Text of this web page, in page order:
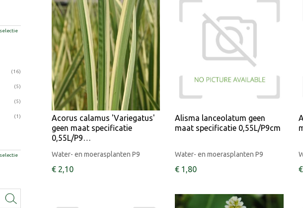
Acorus calamus 'Variegatus'
geen maat specificatie
0,55L/P9…
Water- en moerasplanten P9
€ 2,10
Alisma lanceolatum geen
maat specificatie 0,55L/P9cm
Water- en moerasplanten P9
€ 1 ,80 €
(16)
(5)
(5)
(1)